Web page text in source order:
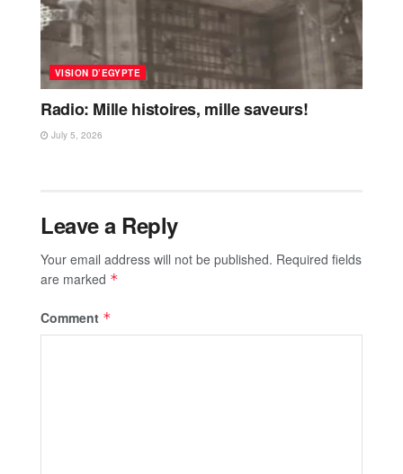
VISION D’EGYPTE
Radio: Mille histoires, mille saveurs!
July 5, 2026
Leave a Reply
Your email address will not be published. Required fields
are marked *
Comment *